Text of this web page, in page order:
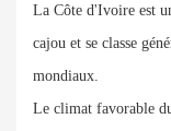
La Côte d'Ivoire est
cajou et se classe
mondiaux.
Le climat favorable